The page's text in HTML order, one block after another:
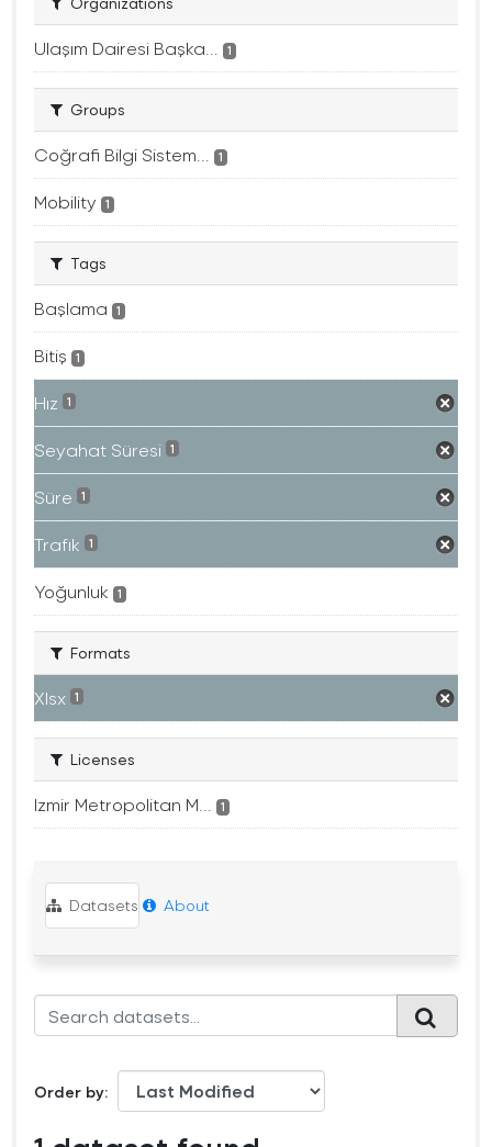
Ulaşım Dairesi Başka... 1
Groups
Coğrafi Bilgi Sistem... 1
Mobility 1
Tags
Başlama 1
Bitiş 1
Hız 1
Seyahat Süresi 1
Süre 1
Trafık 1
Yoğunluk 1
Formats
Xlsx 1
Licenses
Izmir Metropolitan M... 1
Datasets About
Order by